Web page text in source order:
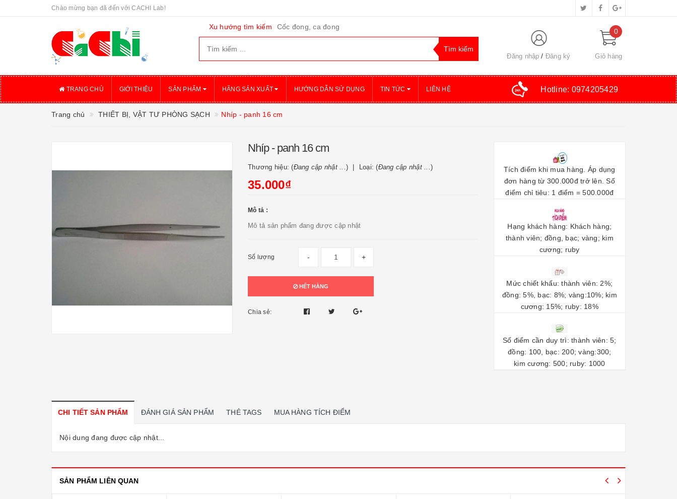
Chào mừng bạn đã đến với CACHI Lab!
Xu hướng tìm kiếm Cốc đong, ca đong
Đăng nhập Đăng ký
0
Giỏ hàng
TRANG CHỦ GIỚI THIỆU SẢN PHẨM HÃNG SẢN XUẤT HƯỚNG DẪN SỬ DỤNG TIN TỨC LIÊN HỆ Hotline: 0974205429
Trang chủ THIẾT BỊ, VẬT TƯ PHÒNG SẠCH Nhíp - panh 16 cm
Nhíp - panh 16 cm
Thương hiệu: (Đang cập nhật ...) Loại: (Đang cập nhật ...)
35.000₫
Mô tả :
Mô tả sản phẩm đang được cập nhật
Số lượng - +
HẾT HÀNG
Chia sẻ:
Tích điểm khi mua hàng. Áp dụng
đơn hàng từ 300.000đ trở lên. Số
điểm chỉ tiêu: 1 điểm = 500.000đ
Hạng khách hàng: Khách hàng;
thành viên; đồng, bạc; vàng; kim
cương; ruby
Mức chiết khấu: thành viên: 2%;
đồng: 5%, bạc: 8%; vàng:10%; kim
cương: 15%; ruby: 18%
Số điểm cần duy trì: thành viên: 5;
đồng: 100, bạc: 200; vàng:300;
kim cương: 500; ruby: 1000
CHI TIẾT SẢN PHẨM ĐÁNH GIÁ SẢN PHẨM THẺ TAGS MUA HÀNG TÍCH ĐIỂM
Nội dung đang được cập nhật...
SẢN PHẨM LIÊN QUAN